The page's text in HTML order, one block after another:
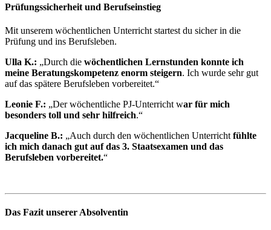
Prüfungssicherheit und Berufseinstieg
Mit unserem wöchentlichen Unterricht startest du sicher in die
Prüfung und ins Berufsleben.
Ulla K.: „Durch die wöchentlichen Lernstunden konnte ich
meine Beratungskompetenz enorm steigern. Ich wurde sehr gut
auf das spätere Berufsleben vorbereitet.“
Leonie F.: „Der wöchentliche PJ-Unterricht war für mich
besonders toll und sehr hilfreich.“
Jacqueline B.: „Auch durch den wöchentlichen Unterricht fühlte
ich mich danach gut auf das 3. Staatsexamen und das
Berufsleben vorbereitet.“
Das Fazit unserer Absolventin